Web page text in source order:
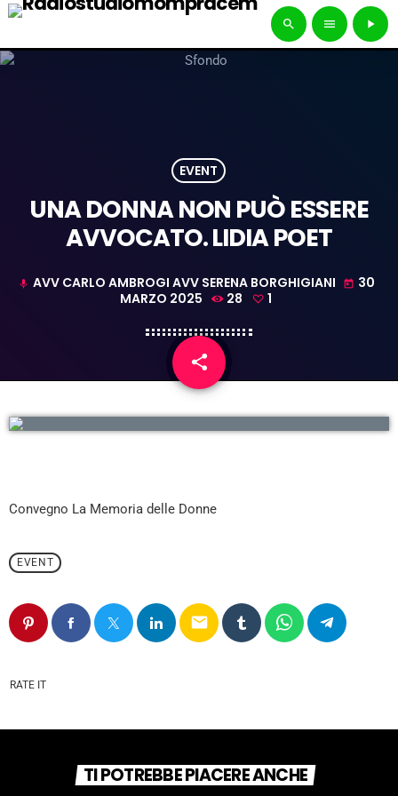
search menu play_arrow
EVENT
UNA DONNA NON PUÒ ESSERE
AVVOCATO. LIDIA POET
mic AVV CARLO AMBROGI AVV SERENA BORGHIGIANI today 30
MARZO 2025
28 1
share
email
Convegno La Memoria delle Donne
EVENT
email
RATE IT
TI POTREBBE PIACERE ANCHE